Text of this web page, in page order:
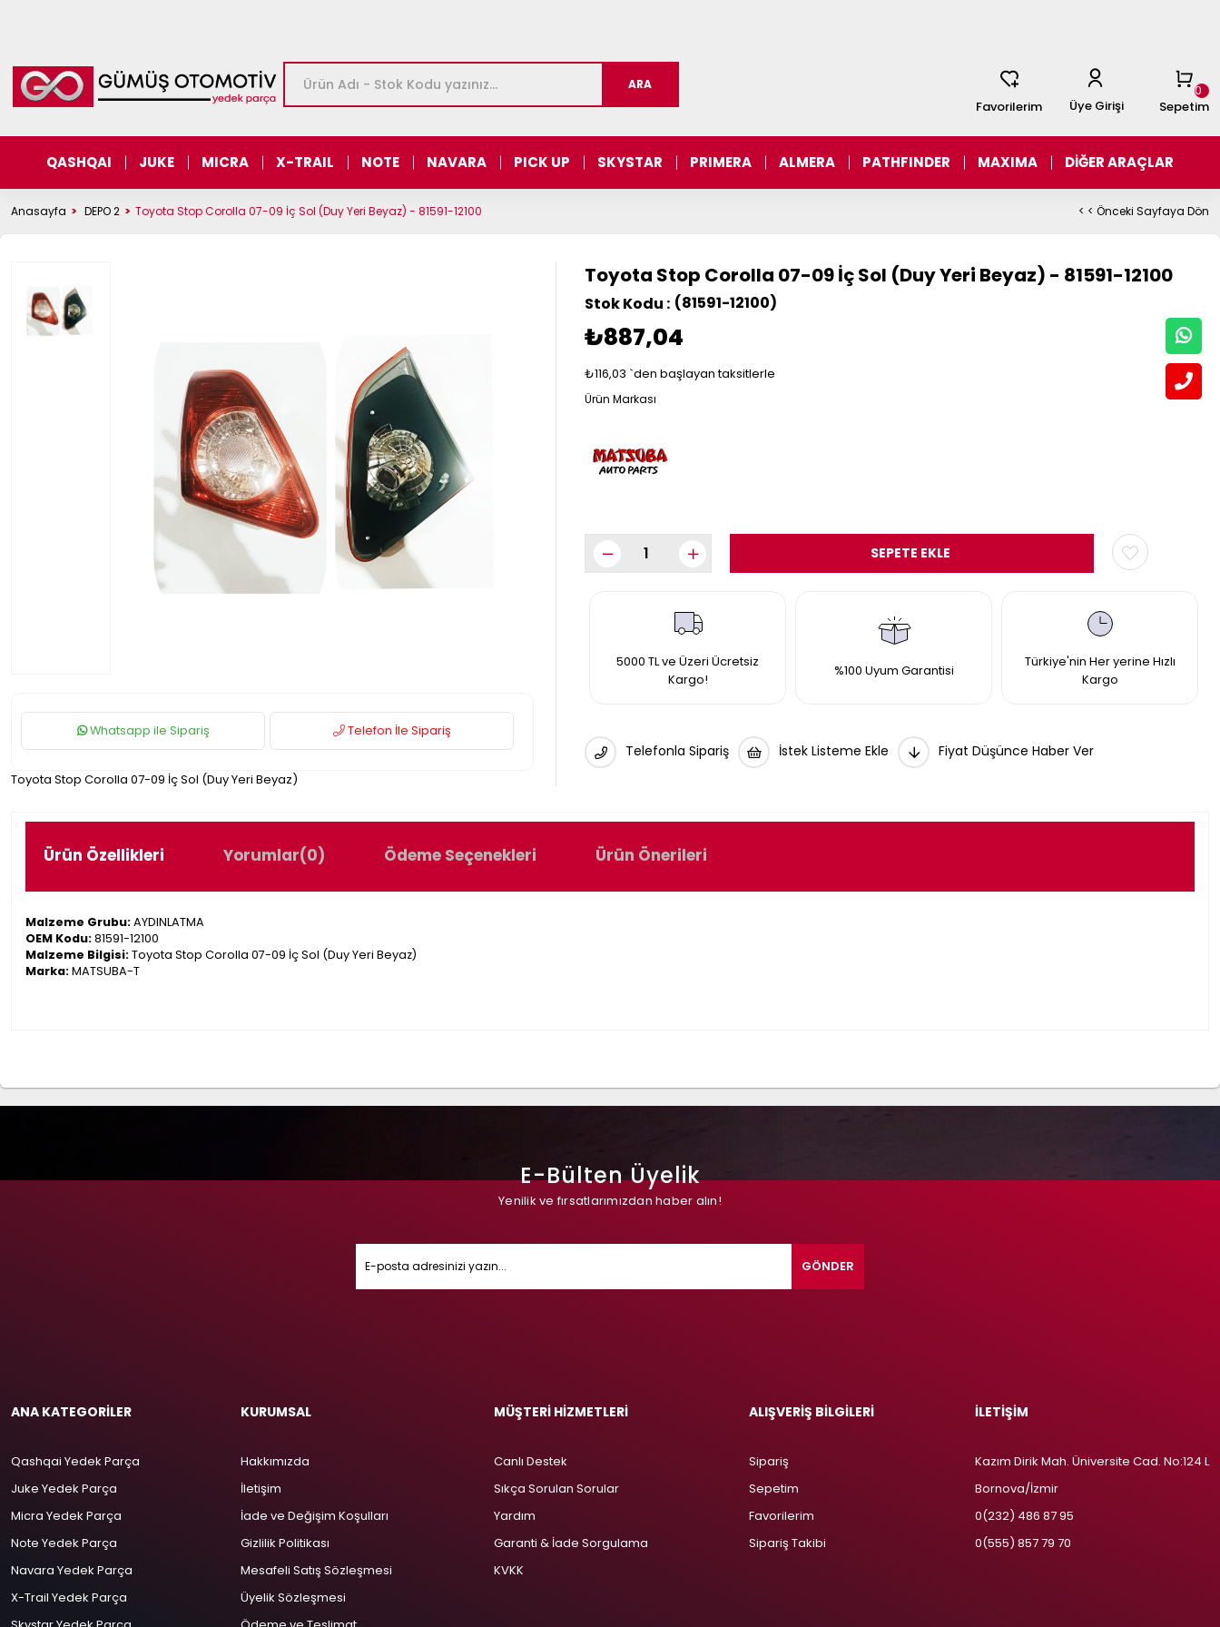
Sepetim
0
Favorilerim
Üye Girişi
QASHQAI JUKE MICRA X-TRAIL NOTE NAVARA PICK UP SKYSTAR PRIMERA ALMERA PATHFINDER MAXIMA DİĞER ARAÇLAR
Anasayfa DEPO 2 Toyota Stop Corolla 07-09 İç Sol (Duy Yeri Beyaz) - 81591-12100 < < Önceki Sayfaya Dön
Whatsapp ile Sipariş Telefon İle Sipariş
Toyota Stop Corolla 07-09 İç Sol (Duy Yeri Beyaz)
Toyota Stop Corolla 07-09 İç Sol (Duy Yeri Beyaz) - 81591-12100
(81591-12100)
₺887,04
₺116,03 `den başlayan taksitlerle
5000 TL ve Üzeri Ücretsiz
Kargo!
%100 Uyum Garantisi
Türkiye'nin Her yerine Hızlı
Kargo
Telefonla Sipariş İstek Listeme Ekle Fiyat Düşünce Haber Ver
Ürün Özellikleri Yorumlar(0) Ödeme Seçenekleri Ürün Önerileri
Malzeme Grubu:AYDINLATMA
OEM Kodu:81591-12100
Malzeme Bilgisi:Toyota Stop Corolla 07-09 İç Sol (Duy Yeri Beyaz)
Marka:MATSUBA-T
E-Bülten Üyelik
Yenilik ve fırsatlarımızdan haber alın!
GÖNDER
ANA KATEGORİLER
Qashqai Yedek Parça
Juke Yedek Parça
Micra Yedek Parça
Note Yedek Parça
Navara Yedek Parça
X-Trail Yedek Parça
KURUMSAL
Hakkımızda
İletişim
İade ve Değişim Koşulları
Gizlilik Politikası
Mesafeli Satış Sözleşmesi
Üyelik Sözleşmesi
MÜŞTERİ HİZMETLERİ
Canlı Destek
Sıkça Sorulan Sorular
Yardım
Garanti & İade Sorgulama
KVKK
ALIŞVERİŞ BİLGİLERİ
Sipariş
Sepetim
Favorilerim
Sipariş Takibi
İLETİŞİM
Kazım Dirik Mah. Üniversite Cad. No:124 L
Bornova/İzmir
0(232) 486 87 95
0(555) 857 79 70